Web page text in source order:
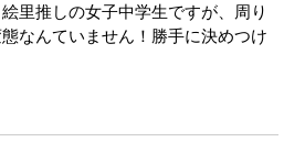
里推しの女子中学生ですが、周り
なんていません！勝手に決めつけ